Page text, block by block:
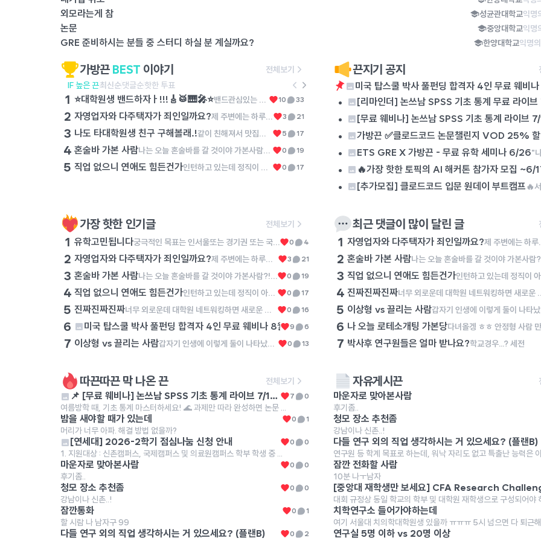
외모라는게 참 성균관대학교익명
논문 중앙대학교익명
GRE 준비하시는 분들 중 스터디 하실 분 계실까요? 한양대학교익명
가방끈BEST 이야기
전체보기
IF 높은 끈최신순댓글순핫한 투표
1 ⭐️대학원생 밴드하자ㅏ!!!🎸🥁🎹🎤⭐️ 밴드관심있는 사람?! 저번에 대학원생분들 모여서 합주 한번해봤는데 넘 좋더라구..!!!! રલા 나는,, 단순 일회성이아니라.. 장기적으로 밴드를 하거싶어서..!🥺✨ 음악이라는 좋은 관심사를 통해서 여럿이서 모여서 같이 뭘한다는게 엄청 뿌듯하고 재밌더라구?!!! >< 한번도 안해봤어도 괜찮아 ..!! 전공이 아니어도 괜찮아!!!! 그냥 밴드하는거에 진심인 사람이면 돼. 정기적으로 모여서 같이 합주하구 얘기도 나누고 내가 대문자 N이라서 그런지 모르겠는데..ㅋㅋ 나중에 혹시라도 잘되면 우리만의 자작곡같은거 만들어서 내거나 유명한 곡들 커버해서 인스타 계정 만들어서 혹시 우리 밴드가 커질수도 있나 .. 헤헤 라는 이상한 생각을 하기도 하지만(?) 여튼 너무 딥하게는 생각하지말고 ..! 밴드에 관심있거나 하고싶으면 나에게 꼭꼭 말해주었으면 해 ..!!!!!!!!! 𖤐 같이 재밌는 밴드 하자,,. 🥺✨ 🙏🏻🥲✨ 10 33
2 자영업자와 다주택자가 죄인일까요? 제 주변에는 하루에 최소 15시간, 많게는 19시간을 자기 몸과 영혼을 갈아서 자영업에 종사하는 이웃들이 있습니다. 이 분들은 순수 마진이라도 건지기 위해서 하루에 최소한 이 정도는 일해야 하고, 월 매출 6,000만 원을 넘기지 못하면 아르바이트생 월급도 주지 못하고 유지보수비에도 투자하지 못합니다. 그렇다보니 이 분들은 남녀 할 것 없이 1년에 쉬는 날이 1월 첫 날, 설날 당일, 추석 당일 밖에 없다고 이야기합니다. 그런데 과거 정부에서는 이 분들이 벌어들인 소득에 불필요하게 세금을 매기려 했고, 최저 시급도 너무 많이 올려서 코로나19 시기에는 이 분들이 애써 일구어 낸 사업을 접어야 하였습니다. 며칠 전 어느 대표님의 폐업을 돕는 일을 잠시 했습니다. 일을 하는 과정에서 켜켜이 쌓인 재고를 보며 마음이 너무 무거워졌습니다. 퇴근하고 학술논문을 쓰러 가는 길에 '사업을 하는 분들은 죄인인가?'라는 생각에 잠기곤 했습니다. 사업이란 이것이다! 도대체 사업을 하시는 분들이 무슨 죄를 지었길래 이러한 수모를 당해야만 하는지 이해가 가지 않습니다. 사업하는 분들을 조용히 응원하기라도 하면 몰라요. 그런데, 사업하는 분들이나 다주택자에 대해서 우리 사회는 저 분들을 적대시하기만 하고 저 분들에게서 돈을 뜯어내려고만 하고 있습니다. 우리는 이 분들이 낸 세금으로 살아가고 있는데, 이 분들의 입장이 되어 보기라도 했는지 모르겠습니다. 우연히 다주택자 분을 만나서 이야기를 나눠 봤습니다. "내가 국민학교 다녔을 때는 2명의 누나들과 4명의 형제들이랑 라면 한 봉지를 나눠서 먹을 정도로 힘들게 살았다. 중학생 때는 공납금을 제 때에 내지 못해서 쫓겨나는 것은 아닐까 불안해하며 살았다. 가난을 내 대에서 끊고, 내 자식과 손자들은 잘 살면 좋겠다는 일념으로 설날 당일과 추석 당일을 빼고 쉰 적이 없었고, 어렵게 모은 돈으로 불우한 청소년들한테 장학금도 주고 빌딩도 사고 아파트도 샀다. 그런데, 정부에서 가진 사람들에게 세금을 더 매기면 못 가진 사람들은 오히려 더 살기 힘들어진다. 다들 이걸 알기나 하는지 모르겠다." 사업을 하며 살아가는 사람들의 이야기는 조용히 묻히는 것이 너무 통탄스럽습니다. 다주택자들의 치열한 삶의 현장 또한 조용히 묻히는 것이 너무 아쉽습니다. 이런 이유로 저는 진보당이나 기본소득당 같은 반(反)기업 세력에 대해서는 그 글자를 보기만 해도 화가 치밀어오릅니다. 국민의힘이나 더불어민주당, 조국혁신당에서는 대기업 임원 출신(양향자 전 경기도지사 후보), 금융인 출신(김상욱 울산광역시장), 외국계 기업 출신(이언주 의원, 이해민 의원)이 꽤 있다 보니 경제 관념이 있는 사람들이 많다만 진보당이나 기본소득당에서는 사회생활을 해 본 사람이 단 한 명도 없어서 경제 관념이 없는 사람들이 많아 보입니다(보통 이런 부류들이 '투쟁', '분배'라는 말을 많이 씁니다). 그럼, 자영업자와 다주택자는 죄인일까요? 진짜 죄인은 '투쟁'과 '분배'를 외쳐대는 자들이 아닐까요? 3 21
3 나도 타대학원생 친구 구해볼래.! 같이 친해져서 맛집이나 카페가면 좋겠당.! 학사때 코로나때라 대학친구를 못사귀었는데ㅜ 대학원서 친구 만들고싶어😁 5 17
4 혼술바 가본 사람 나는 오늘 혼술바를 갈 것이야 가본사람?! 후기좀! 0 19
5 직업 없으니 연애도 힘든건가 인턴하고 있는데 정직이 아니니까... 자기소개도 뭐가 어렵네 아휴 슬프다 0 17
진심으로 궁금함 미용실에서 직원이 아닌 원장이 머리를 자른다고 가격을 더 받는 이유가 뭐임? 여러군데에서 머리를 잘라보지는 않았지만 원장이 자른다고 머리를 더 훌륭하게 자르는 것도 아니던데, 무슨 자신감으로 가격을 더 받는거지? 난 모르겠는데 사장이나 원장이 손님을 응대한다고 가격을 더 받는 다른 직업이 있나???? 0
진짜진짜진짜 너무 외로운데 대학원 네트워킹하면 새로운 사람 만날 수 있을까....? 연구실에 갇혀있으려나ㅜ 0
미국 탑스쿨 박사 풀펀딩 합격자 4인 무료 웨비나 8월
배드민턴 칠사람..없니..서울이야 0
석사생들 다들 몇학기 남았어?ㅠ 나는 이제 다음학기면 끝나는데 넘 힘들당ㅜ
끈지기 공지
미국 탑스쿨 박사 풀펀딩 합격자 4인 무료 웨비
• [리마인더] 논쓰남 SPSS 기초 통계 무료 라이브
• [무료 웨비나] 논쓰남 SPSS 기초 통계 라이브
• 가방끈 ✅클로드코드 논문챌린지 VOD 25%
• ETS GRE X 가방끈 - 무료 유학 세미나 6/26
• 🔥가장 핫한 토픽의 AI 해커톤 참가자 모집 ~6/
• [추가모집] 클로드코드 입문 원데이 부트캠프
가장 핫한 인기글 전체보기
1 유학고민됩니다 궁극적인 목표는 인서울또는 경기권 또는 국립대 교수 임용이고 이미 ky석사중인학생입니다 개인적 희망은 석박통합입니다. 아무래도 재정적 측면과 장기간 해외살이가 맘에 걸리지만 좋은 아웃풋은 미박에서 나오려나 싶어서요. 잘 맞는 환경에서 공부도 중요한데 과연 목표를 이루기엔 현재 석박가지고 부족할것같아 이렇게 여쭙습니다 댓글로 고견 많이주세용 0 4
2 자영업자와 다주택자가 죄인일까요? 제 주변에는 하루에 최소 15시간, 많게는 19시간을 자기 몸과 영혼을 갈아서 자영업에 종사하는 이웃들이 있습니다. 이 분들은 순수 마진이라도 건지기 위해서 하루에 최소한 이 정도는 일해야 하고, 월 매출 6,000만 원을 넘기지 못하면 아르바이트생 월급도 주지 못하고 유지보수비에도 투자하지 못합니다. 그렇다보니 이 분들은 남녀 할 것 없이 1년에 쉬는 날이 1월 첫 날, 설날 당일, 추석 당일 밖에 없다고 이야기합니다. 그런데 과거 정부에서는 이 분들이 벌어들인 소득에 불필요하게 세금을 매기려 했고, 최저 시급도 너무 많이 올려서 코로나19 시기에는 이 분들이 애써 일구어 낸 사업을 접어야 하였습니다. 며칠 전 어느 대표님의 폐업을 돕는 일을 잠시 했습니다. 일을 하는 과정에서 켜켜이 쌓인 재고를 보며 마음이 너무 무거워졌습니다. 퇴근하고 학술논문을 쓰러 가는 길에 '사업을 하는 분들은 죄인인가?'라는 생각에 잠기곤 했습니다. 사업이란 이것이다! 도대체 사업을 하시는 분들이 무슨 죄를 지었길래 이러한 수모를 당해야만 하는지 이해가 가지 않습니다. 사업하는 분들을 조용히 응원하기라도 하면 몰라요. 그런데, 사업하는 분들이나 다주택자에 대해서 우리 사회는 저 분들을 적대시하기만 하고 저 분들에게서 돈을 뜯어내려고만 하고 있습니다. 우리는 이 분들이 낸 세금으로 살아가고 있는데, 이 분들의 입장이 되어 보기라도 했는지 모르겠습니다. 우연히 다주택자 분을 만나서 이야기를 나눠 봤습니다. "내가 국민학교 다녔을 때는 2명의 누나들과 4명의 형제들이랑 라면 한 봉지를 나눠서 먹을 정도로 힘들게 살았다. 중학생 때는 공납금을 제 때에 내지 못해서 쫓겨나는 것은 아닐까 불안해하며 살았다. 가난을 내 대에서 끊고, 내 자식과 손자들은 잘 살면 좋겠다는 일념으로 설날 당일과 추석 당일을 빼고 쉰 적이 없었고, 어렵게 모은 돈으로 불우한 청소년들한테 장학금도 주고 빌딩도 사고 아파트도 샀다. 그런데, 정부에서 가진 사람들에게 세금을 더 매기면 못 가진 사람들은 오히려 더 살기 힘들어진다. 다들 이걸 알기나 하는지 모르겠다." 사업을 하며 살아가는 사람들의 이야기는 조용히 묻히는 것이 너무 통탄스럽습니다. 다주택자들의 치열한 삶의 현장 또한 조용히 묻히는 것이 너무 아쉽습니다. 이런 이유로 저는 진보당이나 기본소득당 같은 반(反)기업 세력에 대해서는 그 글자를 보기만 해도 화가 치밀어오릅니다. 국민의힘이나 더불어민주당, 조국혁신당에서는 대기업 임원 출신(양향자 전 경기도지사 후보), 금융인 출신(김상욱 울산광역시장), 외국계 기업 출신(이언주 의원, 이해민 의원)이 꽤 있다 보니 경제 관념이 있는 사람들이 많다만 진보당이나 기본소득당에서는 사회생활을 해 본 사람이 단 한 명도 없어서 경제 관념이 없는 사람들이 많아 보입니다(보통 이런 부류들이 '투쟁', '분배'라는 말을 많이 씁니다). 그럼, 자영업자와 다주택자는 죄인일까요? 진짜 죄인은 '투쟁'과 '분배'를 외쳐대는 자들이 아닐까요? 3 21
3 혼술바 가본 사람 나는 오늘 혼술바를 갈 것이야 가본사람?! 후기좀! 0 19
4 직업 없으니 연애도 힘든건가 인턴하고 있는데 정직이 아니니까... 자기소개도 뭐가 어렵네 아휴 슬프다 0 17
5 진짜진짜진짜 너무 외로운데 대학원 네트워킹하면 새로운 사람 만날 수 있을까....? 연구실에 갇혀있으려나ㅜ 0 16
6 미국 탑스쿨 박사 풀펀딩 합격자 4인 무료 웨비나 8월 6일 목요일 1PM🎓 미국 TOP 대학 박사과정, 어떻게 준비해야 할까
9 6
7 이상형 vs 끌리는 사람 갑자기 인생에 이렇게 둘이 나타났다면, 어느 분을 알아가보고 싶어? 이상형이 전혀 안 끌리는 게 아니라 끌림의 정도가 40,60 정도로 후자가 더 커 0 13
최근 댓글이 많이 달린 글
1 자영업자와 다주택자가 죄인일까요? 제 주변에는 하루에 최소 15시간, 많게는 19시간을 자기 몸과 영혼을 갈아서 자영업에 종사하는 이웃들이 있습니다. 이 분들은 순수 마진이라도 건지기 위해서 하루에 최소한 이 정도는 일해야 하고, 월 매출 6,000만 원을 넘기지 못하면 아르바이트생 월급도 주지 못하고 유지보수비에도 투자하지 못합니다. 그렇다보니 이 분들은 남녀 할 것 없이 1년에 쉬는 날이 1월 첫 날, 설날 당일, 추석 당일 밖에 없다고 이야기합니다. 그런데 과거 정부에서는 이 분들이 벌어들인 소득에 불필요하게 세금을 매기려 했고, 최저 시급도 너무 많이 올려서 코로나19 시기에는 이 분들이 애써 일구어
2 혼술바 가본 사람
3 직업 없으니 연애도 힘든건가
4 진짜진짜진짜 너무 외로운데 대학원 네트워
5 이상형 vs 끌리는 사람
6 나 오늘 로테소개팅 가본당
7 박사후 연구원들은 얼마 받나요?학교경우...? 세전
따끈따끈 막 나온 끈 전체보기
📌 [무료 웨비나] 논쓰남 SPSS 기초 통계 라이브 7/12일, 14일 7 0
여름방학 때, 기초 통계 마스터하세요! 🌊 과제만 따라 완성하면 논문 ...
밤을 새야할 때가 있는데 0 1
머리가 너무 아파. 해결 방법 없을까?
[연세대] 2026-2학기 점심나눔 신청 안내 0 0
1. 지원대상 : 신촌캠퍼스, 국제캠퍼스 및 의료원캠퍼스 학부 학생 중 ...
마운자로 맞아본사람 0 0
후기좀..
청모 장소 추천좀 0 0
강남이나 신촌..!
잠깐통화 0 1
할 시람 나 남자구 99
다들 연구 외의 직업 생각하시는 거 있으세요? (플랜B) 0 2
자유게시끈
마운자로 맞아본사람
후기좀..
청모 장소 추천좀
강남이나 신촌..!
다들 연구 외의 직업 생각하시는 거 있으세요? (플랜B)
잠깐 전화할 사람
10분 나ㅜ남자
치학연구소 들어가야하는데
연구실 5명 이하 vs 20명 이상